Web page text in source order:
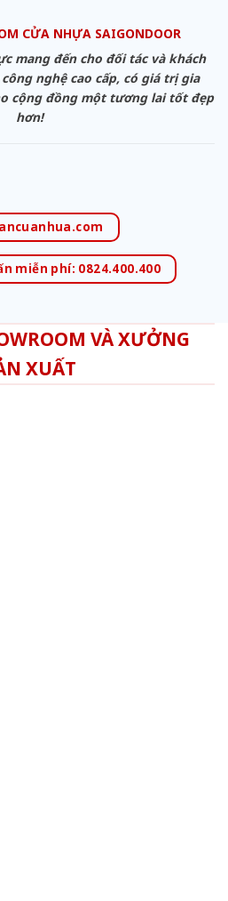
CỬA NHỰA SAIGONDOOR
mang đến cho đối tác và khách
nghệ cao cấp, có giá trị gia
cộng đồng một tương lai tốt đẹp
hơn!
miễn phí: 0824.400.400
VÀ XƯỞNG
XUẤT